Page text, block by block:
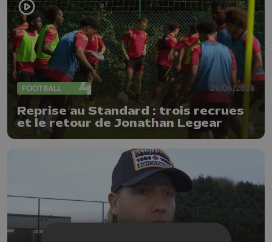
FOOTBALL 29/06/2026
Reprise au Standard : trois recrues
et le retour de Jonathan Legear